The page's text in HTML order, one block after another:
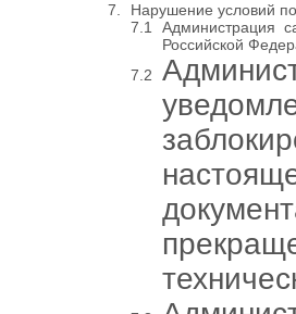
Нарушение условий
Администрация
Российской